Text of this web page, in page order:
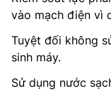
vào mạch điện vì
Tuyệt đối không
sinh máy.
Sử dụng nước